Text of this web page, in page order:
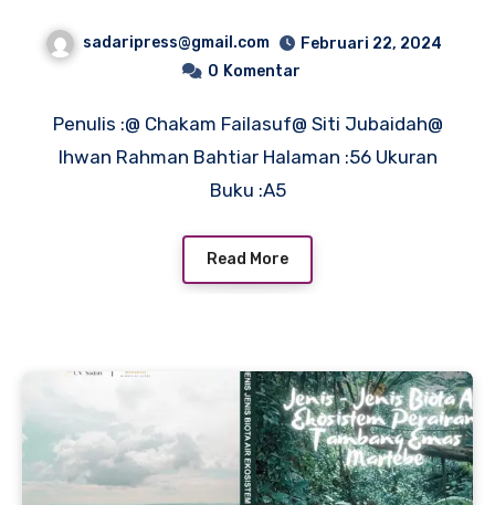
sadaripress@gmail.com
Februari 22, 2024
0 Komentar
Penulis :@ Chakam Failasuf@ Siti Jubaidah@
Ihwan Rahman Bahtiar Halaman :56 Ukuran
Buku :A5
Read More